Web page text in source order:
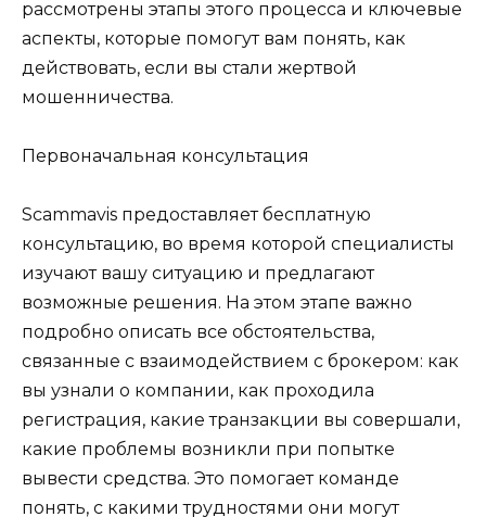
рассмотрены этапы этого процесса и ключевые
аспекты, которые помогут вам понять, как
действовать, если вы стали жертвой
мошенничества.
Первоначальная консультация
Scammavis предоставляет бесплатную
консультацию, во время которой специалисты
изучают вашу ситуацию и предлагают
возможные решения. На этом этапе важно
подробно описать все обстоятельства,
связанные с взаимодействием с брокером: как
вы узнали о компании, как проходила
регистрация, какие транзакции вы совершали,
какие проблемы возникли при попытке
вывести средства. Это помогает команде
понять, с какими трудностями они могут